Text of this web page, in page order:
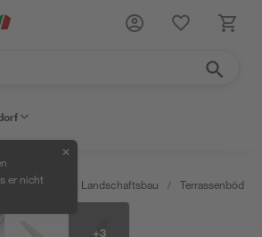
er nicht
✕
/ Gartenbau & Landschaftsbau / Terrassenböden
+3